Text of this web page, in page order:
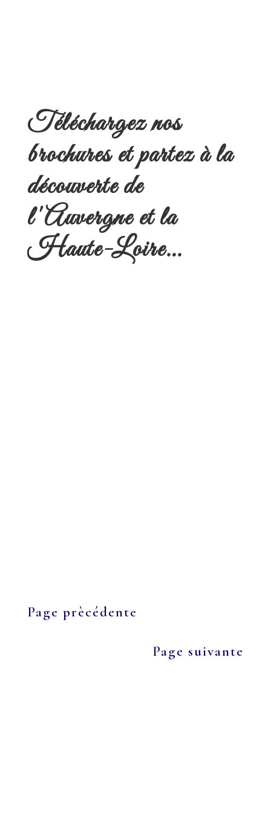
Téléchargez nos
brochures et partez à la
découverte de
l'Auvergne et la
Haute-Loire…
Page prècédente
Page suivante